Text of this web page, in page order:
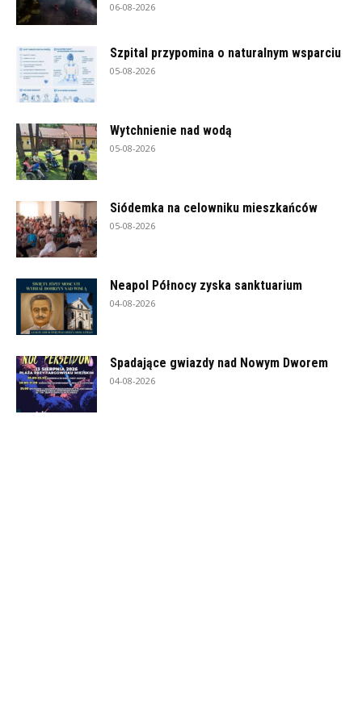
06-08-2026
Szpital przypomina o naturalnym wsparciu
05-08-2026
Wytchnienie nad wodą
05-08-2026
Siódemka na celowniku mieszkańców
05-08-2026
Neapol Północy zyska sanktuarium
04-08-2026
Spadające gwiazdy nad Nowym Dworem
04-08-2026